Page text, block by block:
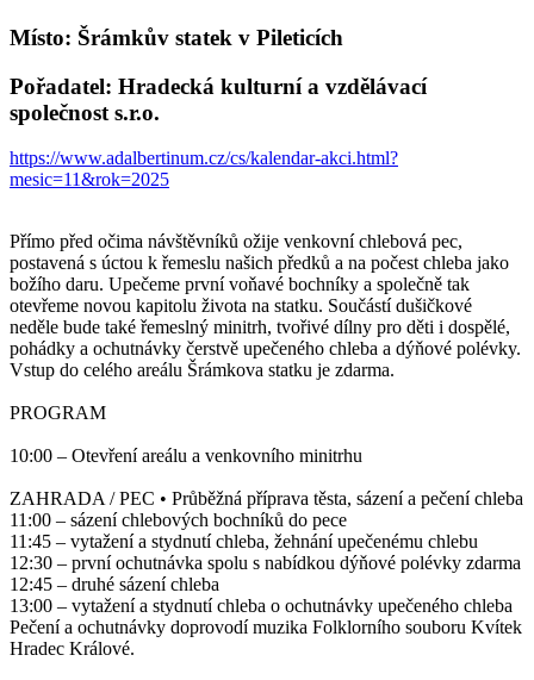
Místo: Šrámkův statek v Pileticích
Pořadatel: Hradecká kulturní a vzdělávací
společnost s.r.o.
https://www.adalbertinum.cz/cs/kalendar-akci.html?
mesic=11&rok=2025
Přímo před očima návštěvníků ožije venkovní chlebová pec,
postavená s úctou k řemeslu našich předků a na počest chleba jako
božího daru. Upečeme první voňavé bochníky a společně tak
otevřeme novou kapitolu života na statku. Součástí dušičkové
neděle bude také řemeslný minitrh, tvořivé dílny pro děti i dospělé,
pohádky a ochutnávky čerstvě upečeného chleba a dýňové polévky.
Vstup do celého areálu Šrámkova statku je zdarma.
PROGRAM
10:00 – Otevření areálu a venkovního minitrhu
ZAHRADA / PEC • Průběžná příprava těsta, sázení a pečení chleba
11:00 – sázení chlebových bochníků do pece
11:45 – vytažení a stydnutí chleba, žehnání upečenému chlebu
12:30 – první ochutnávka spolu s nabídkou dýňové polévky zdarma
12:45 – druhé sázení chleba
13:00 – vytažení a stydnutí chleba o ochutnávky upečeného chleba
Pečení a ochutnávky doprovodí muzika Folklorního souboru Kvítek
Hradec Králové.